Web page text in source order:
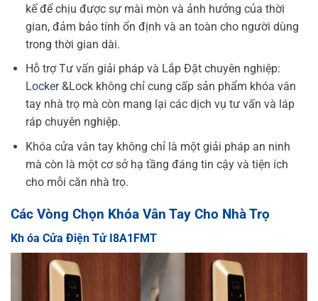
kế để chịu được sự mài mòn và ảnh hưởng của thời
gian, đảm bảo tính ổn định và an toàn cho người dùng
trong thời gian dài.
Hỗ trợ Tư vấn giải pháp và Lắp Đặt chuyên nghiệp:
Locker&Lock không chỉ cung cấp sản phẩm khóa vân
tay nhà trọ mà còn mang lại các dịch vụ tư vấn và láp
ráp chuyên nghiệp.
Khóa cửa vân tay không chỉ là một giải pháp an ninh
mà còn là một cơ sở hạ tầng đáng tin cậy và tiện ích
cho mỗi căn nhà trọ.
Các Vòng Chọn Khóa Vân Tay Cho Nhà Trọ
Kh óa Cửa Điện Tử I8A1FMT